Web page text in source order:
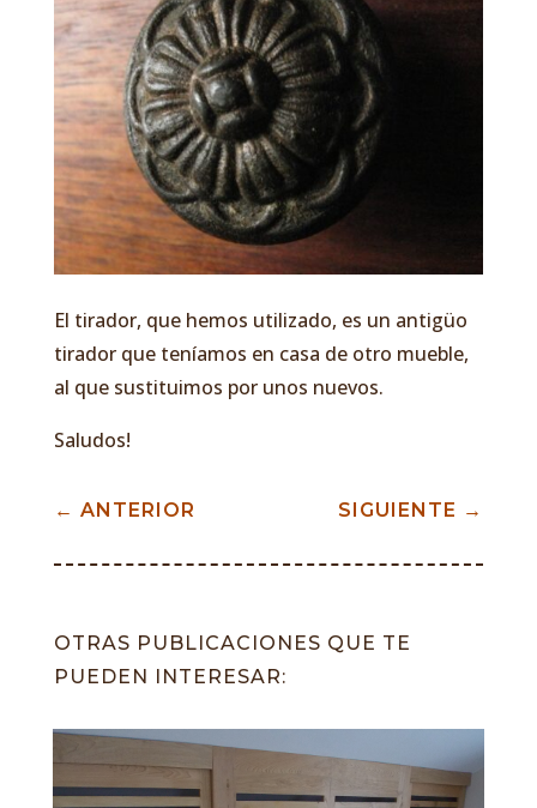
El tirador, que hemos utilizado, es un antigüo
tirador que teníamos en casa de otro mueble,
al que sustituimos por unos nuevos.
Saludos!
← ANTERIOR SIGUIENTE →
OTRAS PUBLICACIONES QUE TE
PUEDEN INTERESAR: